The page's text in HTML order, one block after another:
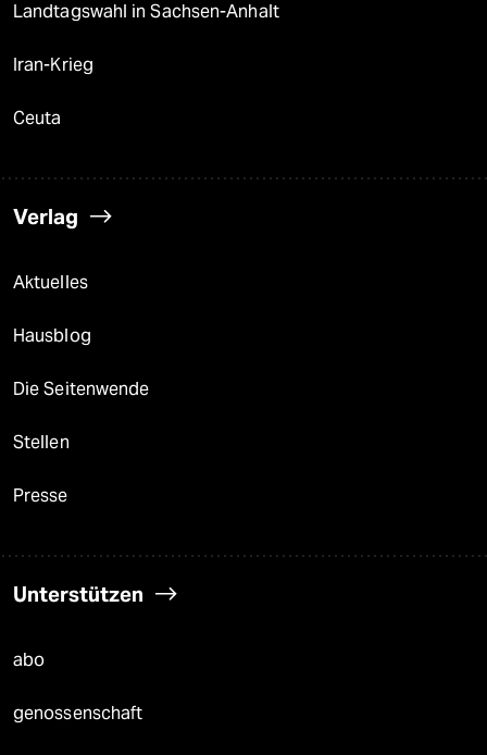
Landtagswahl in Sachsen-Anhalt
Iran-Krieg
Ceuta
Verlag
Aktuelles
Hausblog
Die Seitenwende
Stellen
Presse
Unterstützen
abo
genossenschaft